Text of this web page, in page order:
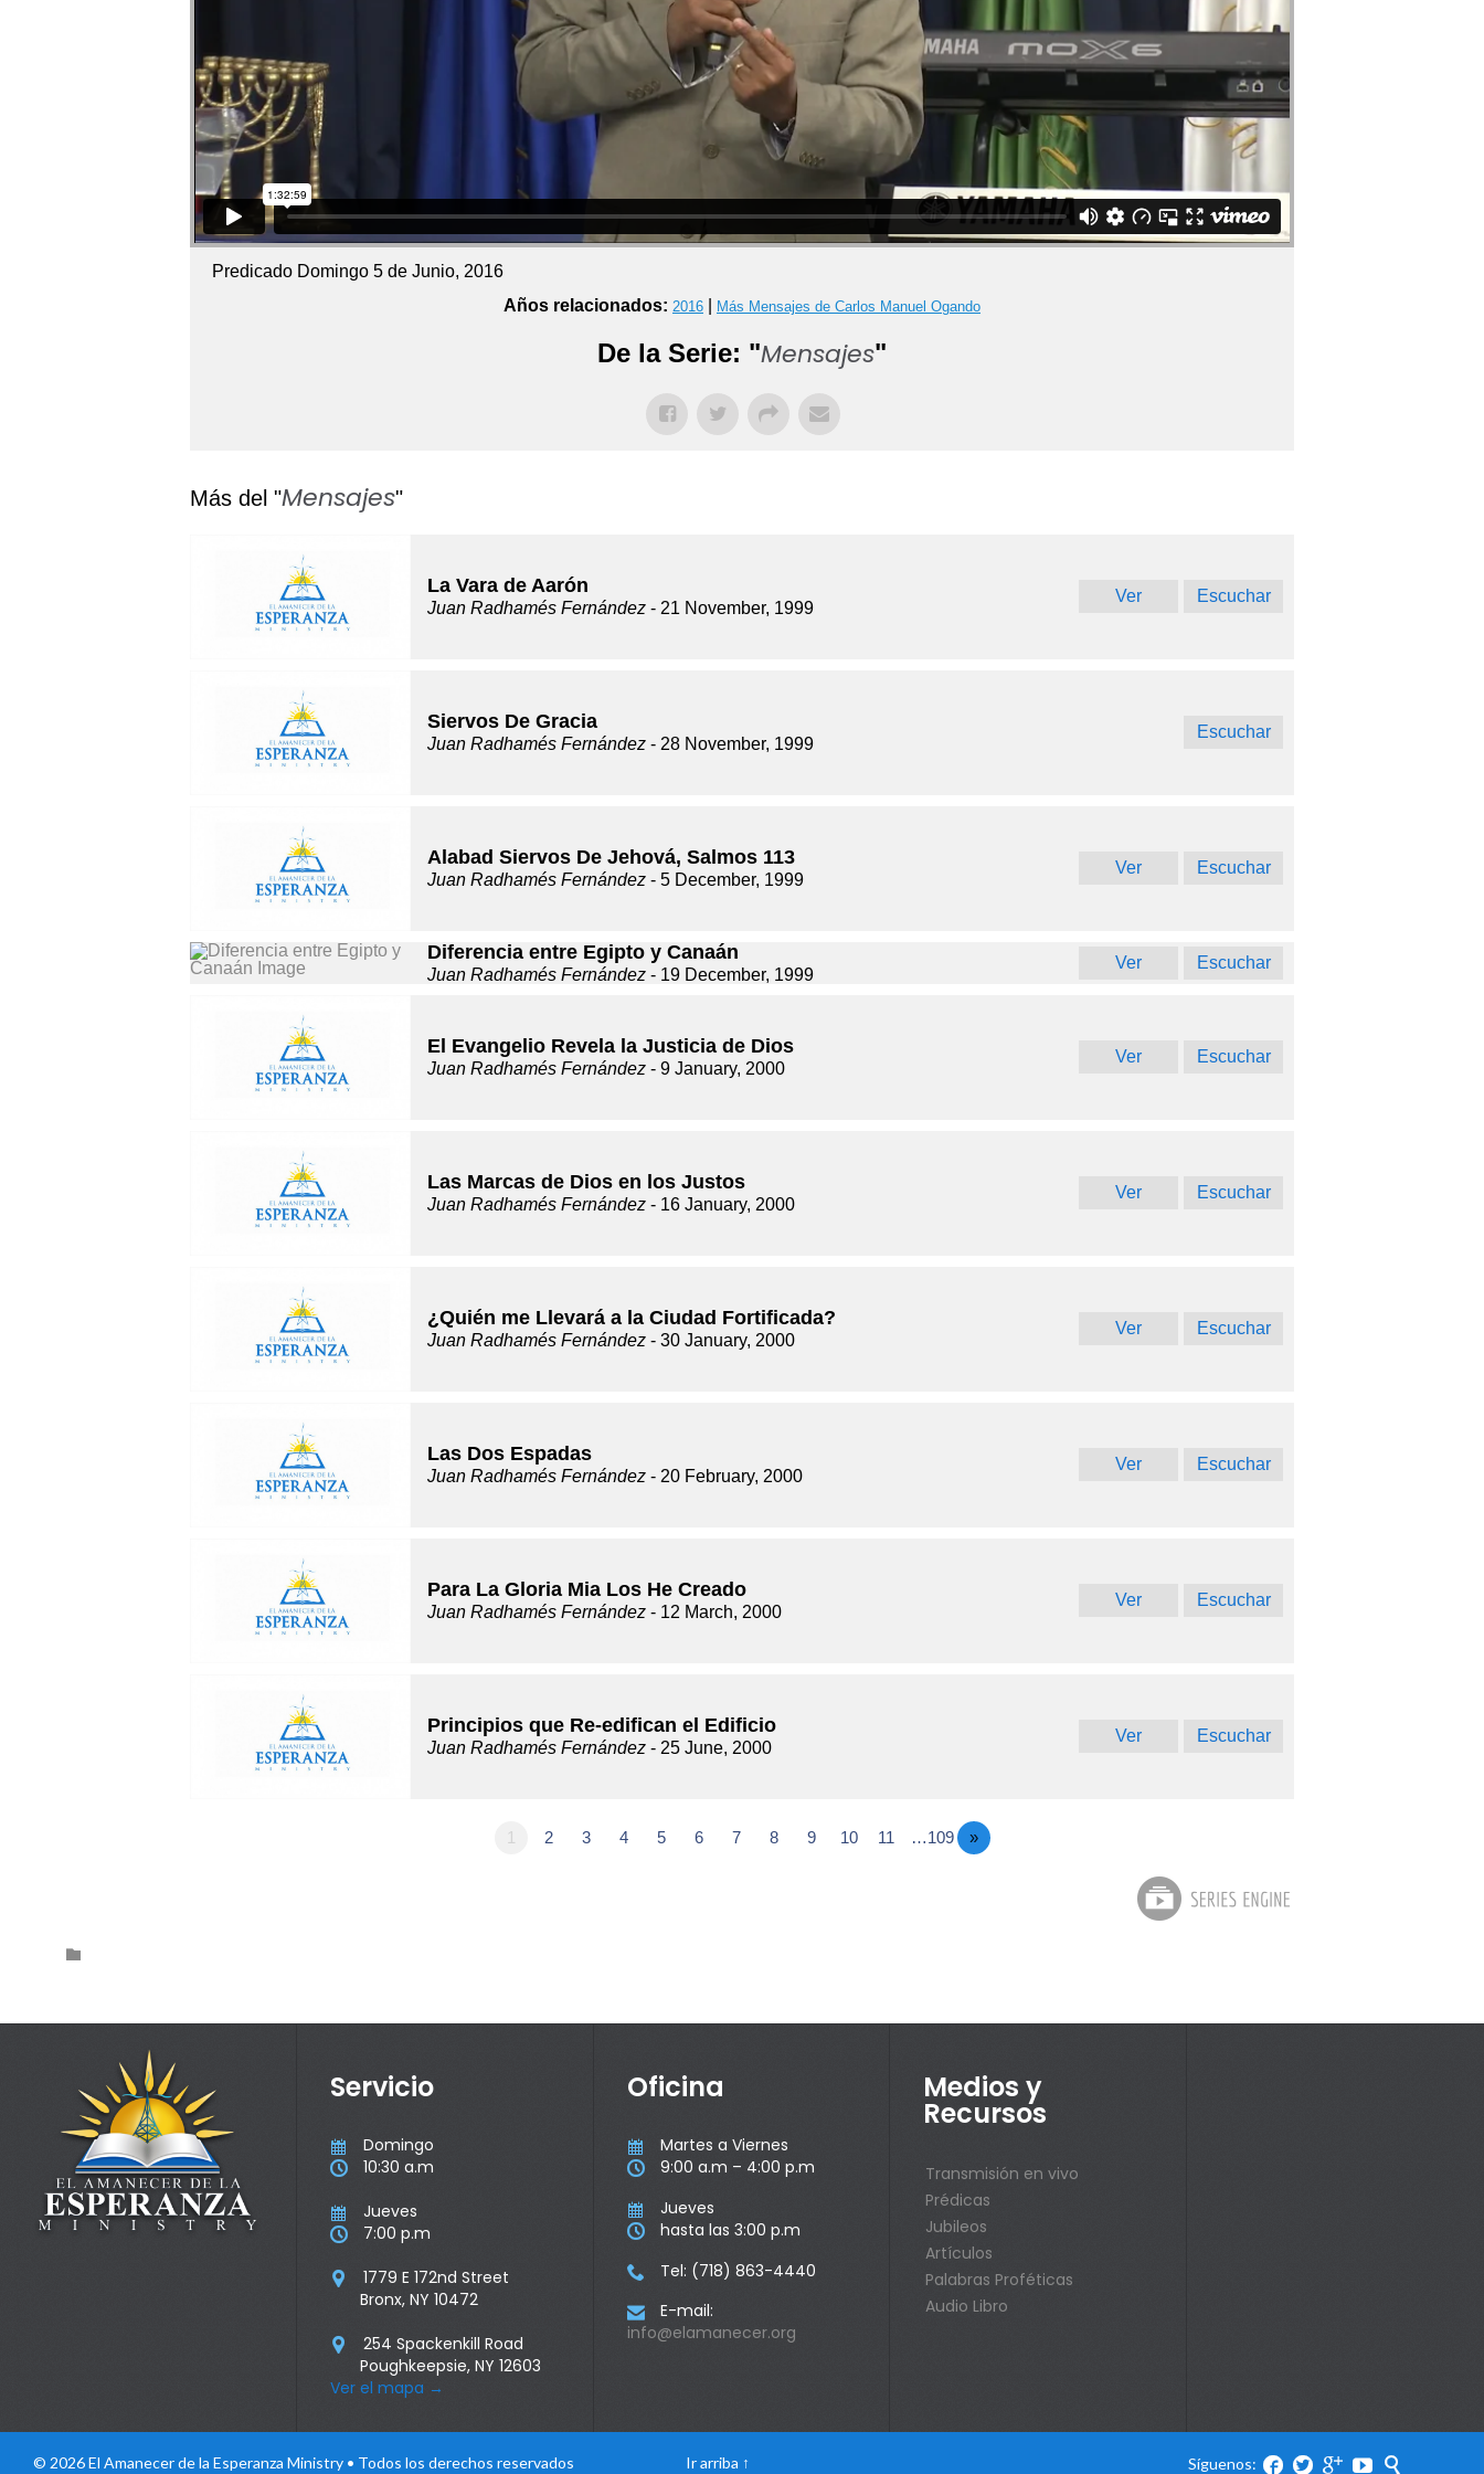
Predicado Domingo 5 de Junio, 2016
Años relacionados: 2016 Más Mensajes de Carlos Manuel Ogando
De la Serie: "Mensajes"
Más del "Mensajes"
La Vara de Aarón
Juan Radhamés Fernández - 21 November, 1999
Ver Escuchar
Siervos De Gracia
Juan Radhamés Fernández - 28 November, 1999
Escuchar
Alabad Siervos De Jehová, Salmos 113
Juan Radhamés Fernández - 5 December, 1999
Ver Escuchar
Diferencia entre Egipto y Canaán
Juan Radhamés Fernández - 19 December, 1999
Ver Escuchar
El Evangelio Revela la Justicia de Dios
Juan Radhamés Fernández - 9 January, 2000
Ver Escuchar
Las Marcas de Dios en los Justos
Juan Radhamés Fernández - 16 January, 2000
Ver Escuchar
¿Quién me Llevará a la Ciudad Fortificada?
Juan Radhamés Fernández - 30 January, 2000
Ver Escuchar
Las Dos Espadas
Juan Radhamés Fernández - 20 February, 2000
Ver Escuchar
Para La Gloria Mia Los He Creado
Juan Radhamés Fernández - 12 March, 2000
Ver Escuchar
Principios que Re-edifican el Edificio
Juan Radhamés Fernández - 25 June, 2000
Ver Escuchar
1 2 3 4 5 6 7 8 9 10 11 …109 »

Servicio
 Domingo
 10:30 a.m
 Jueves
 7:00 p.m

1779 E 172nd Street
Bronx, NY 10472

254 Spackenkill Road
Poughkeepsie, NY 12603
Ver el mapa →
Oficina
 Martes a Viernes
 9:00 a.m – 4:00 p.m
 Jueves
 hasta las 3:00 p.m
 Tel: (718) 863-4440

E-mail:
info@elamanecer.org
Medios y
Recursos
Transmisión en vivo
Prédicas
Jubileos
Artículos
Palabras Proféticas
Audio Libro
© 2026 El Amanecer de la Esperanza Ministry • Todos los derechos reservados Ir arriba ↑ Síguenos:    